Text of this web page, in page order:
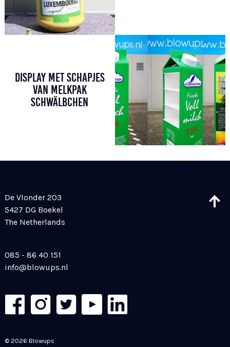
DISPLAY MET SCHAPJES
VAN MELKPAK
SCHWÄLBCHEN
De Vlonder 203
5427 DG Boekel
The Netherlands
085 - 86 40 151
info@blowups.nl
© 2026 Blowups